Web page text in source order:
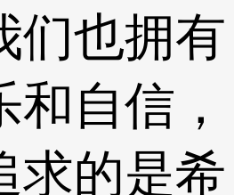
们也拥有
和自信，
求的是希